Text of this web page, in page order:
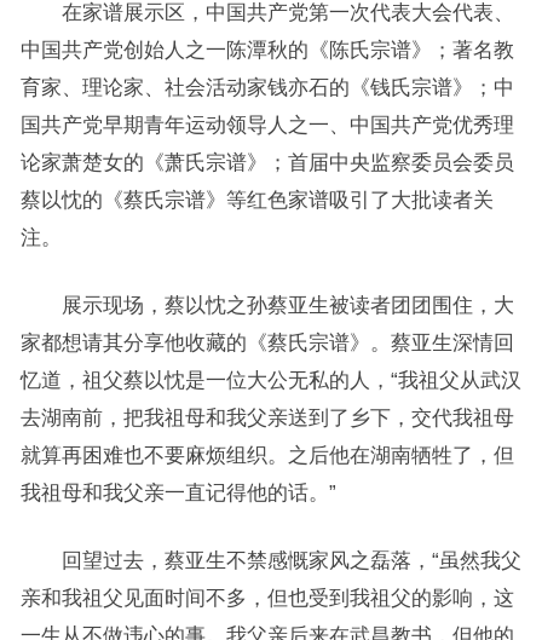
在家谱展示区，中国共产党第一次代表大会代表、
中国共产党创始人之一陈潭秋的《陈氏宗谱》；著名教
育家、理论家、社会活动家钱亦石的《钱氏宗谱》；中
国共产党早期青年运动领导人之一、中国共产党优秀理
论家萧楚女的《萧氏宗谱》；首届中央监察委员会委员
蔡以忱的《蔡氏宗谱》等红色家谱吸引了大批读者关
注。
展示现场，蔡以忱之孙蔡亚生被读者团团围住，大
家都想请其分享他收藏的《蔡氏宗谱》。蔡亚生深情回
忆道，祖父蔡以忱是一位大公无私的人，“我祖父从武汉
去湖南前，把我祖母和我父亲送到了乡下，交代我祖母
就算再困难也不要麻烦组织。之后他在湖南牺牲了，但
我祖母和我父亲一直记得他的话。”
回望过去，蔡亚生不禁感慨家风之磊落，“虽然我父
亲和我祖父见面时间不多，但也受到我祖父的影响，这
一生从不做违心的事。我父亲后来在武昌教书，但他的